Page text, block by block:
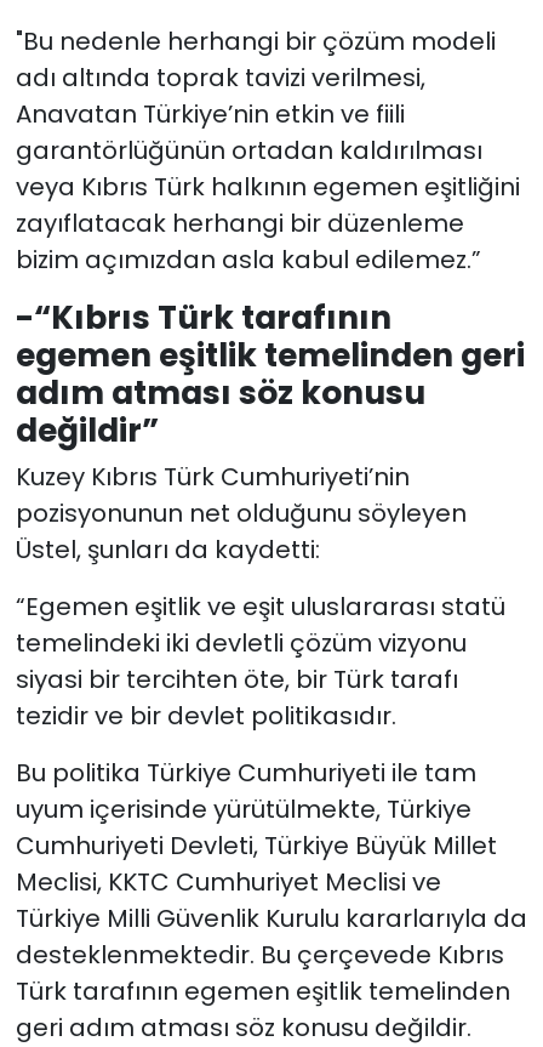
"Bu nedenle herhangi bir çözüm modeli
adı altında toprak tavizi verilmesi,
Anavatan Türkiye’nin etkin ve fiili
garantörlüğünün ortadan kaldırılması
veya Kıbrıs Türk halkının egemen eşitliğini
zayıflatacak herhangi bir düzenleme
bizim açımızdan asla kabul edilemez.”
-“Kıbrıs Türk tarafının
egemen eşitlik temelinden geri
adım atması söz konusu
değildir”
Kuzey Kıbrıs Türk Cumhuriyeti’nin
pozisyonunun net olduğunu söyleyen
Üstel, şunları da kaydetti:
“Egemen eşitlik ve eşit uluslararası statü
temelindeki iki devletli çözüm vizyonu
siyasi bir tercihten öte, bir Türk tarafı
tezidir ve bir devlet politikasıdır.
Bu politika Türkiye Cumhuriyeti ile tam
uyum içerisinde yürütülmekte, Türkiye
Cumhuriyeti Devleti, Türkiye Büyük Millet
Meclisi, KKTC Cumhuriyet Meclisi ve
Türkiye Milli Güvenlik Kurulu kararlarıyla da
desteklenmektedir. Bu çerçevede Kıbrıs
Türk tarafının egemen eşitlik temelinden
geri adım atması söz konusu değildir.